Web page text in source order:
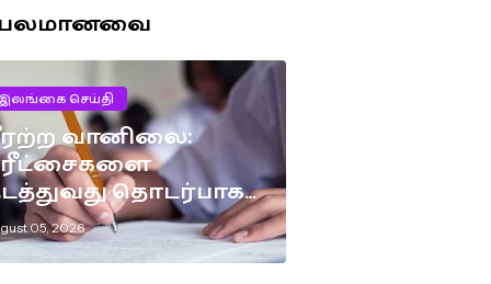
செய்தி
வானிலை:
தொடர்பாக
தீர்மானம்!
05, 2026